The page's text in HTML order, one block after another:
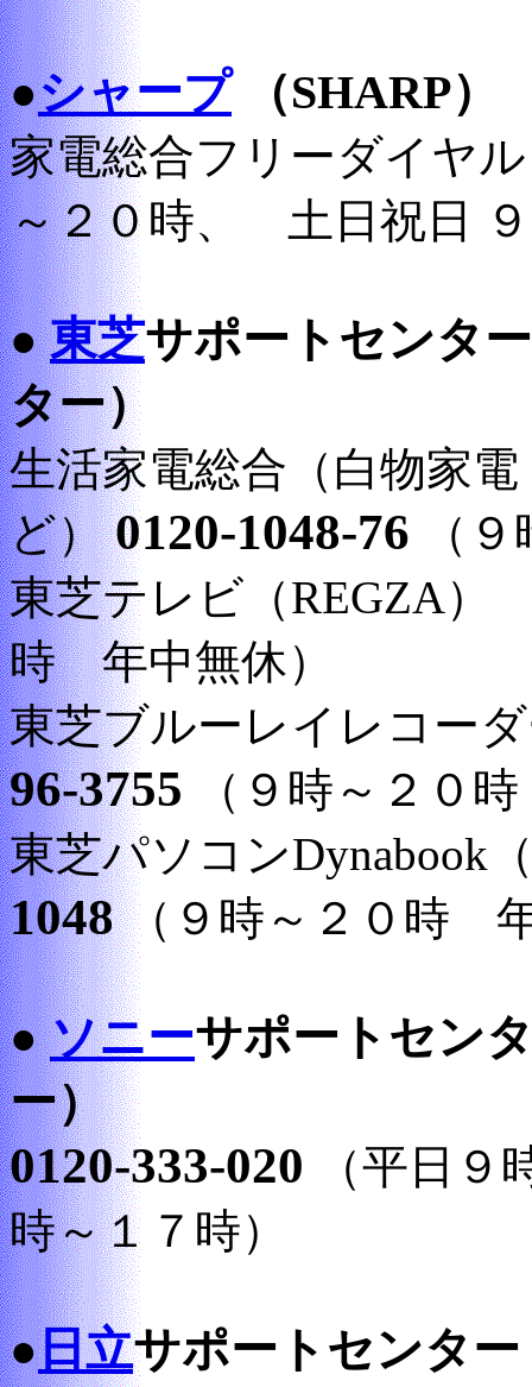
●シャープ（SHARP）
家電総合フリーダイヤ
～２０時、 土日祝日
●東芝サポートセンター
ター）
生活家電総合（白物家
ど）0120-1048-76 （
東芝テレビ（REGZA
時 年中無休）
東芝ブルーレイレコー
96-3755 （９時～２０
東芝パソコンDynabook
1048（９時～２０時
●ソニーサポートセン
ー）
0120-333-020 （平日
時～１７時）
●日立サポートセンター